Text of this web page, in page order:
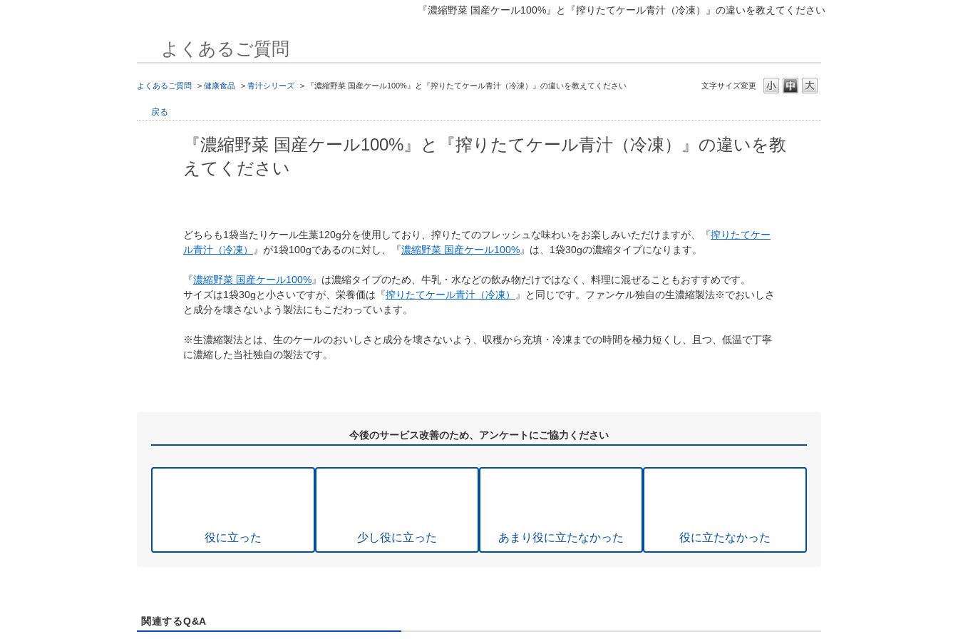
『濃縮野菜 国産ケール100%』と『搾りたてケール青汁（冷凍）』の違いを教えてください
よくあるご質問
文字サイズ変更
よくあるご質問 > 健康食品 > 青汁シリーズ > 『濃縮野菜 国産ケール100%』と『搾りたてケール青汁（冷凍）』の違いを教えてください
戻る
『濃縮野菜 国産ケール100%』と『搾りたてケール青汁（冷凍）』の違いを教
えてください
どちらも1袋当たりケール生葉120g分を使用しており、搾りたてのフレッシュな味わいをお楽しみいただけますが、『搾りたてケー
ル青汁（冷凍）
』が1袋100gであるのに対し、『濃縮野菜 国産ケール100%』は、1袋30gの濃縮タイプになります。
『濃縮野菜 国産ケール100%』は濃縮タイプのため、牛乳・水などの飲み物だけではなく、料理に混ぜることもおすすめです。
サイズは1袋30gと小さいですが、栄養価は『搾りたてケール青汁（冷凍）
』と同じです。ファンケル独自の生濃縮製法※でおいしさ
と成分を壊さないよう製法にもこだわっています。
※生濃縮製法とは、生のケールのおいしさと成分を壊さないよう、収穫から充填・冷凍までの時間を極力短くし、且つ、低温で丁寧
に濃縮した当社独自の製法です。
今後のサービス改善のため、アンケートにご協力ください
役に立った 少し役に立った あまり役に立たなかった 役に立たなかった
関連するQ&A